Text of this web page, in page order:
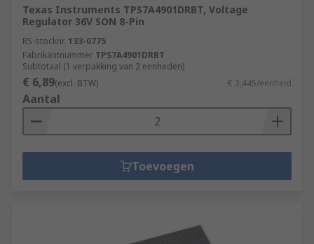
Texas Instruments TPS7A4901DRBT, Voltage
Regulator 36V SON 8-Pin
RS-stocknr. 133-0775
Fabrikantnummer TPS7A4901DRBT
Subtotaal (1 verpakking van 2 eenheden)
€ 6,89(excl. BTW) € 3,445/eenheid
Aantal
Toevoegen